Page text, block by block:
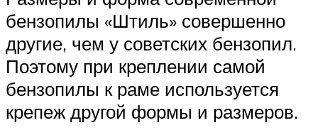
бензопилы «Штиль» совершенно
другие, чем у советских бензопил.
Поэтому при креплении самой
бензопилы к раме используется
крепеж другой формы и размеров.